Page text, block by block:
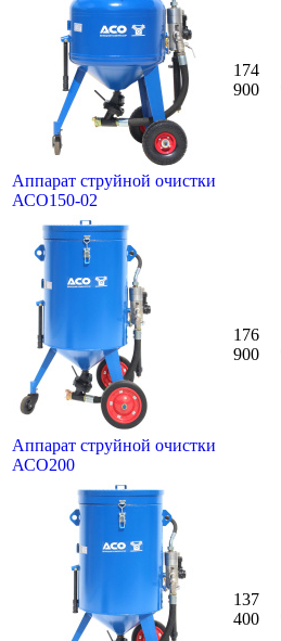
Аппарат струйной очистки
АСО150-02
174
900
Аппарат струйной очистки
АСО200
176
900
137
400